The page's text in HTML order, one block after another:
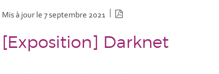
Mis à jour le 7 septembre 2021
[Exposition] Darknet